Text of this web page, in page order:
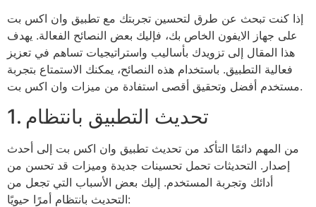
إذا كنت تبحث عن طرق لتحسين تجربتك مع تطبيق وان اكس بت
على جهاز الايفون الخاص بك، فإليك بعض النصائح الفعالة. يهدف
هذا المقال إلى تزويدك بأساليب واستراتيجيات تساهم في تعزيز
فعالية التطبيق. باستخدام هذه النصائح، يمكنك الاستمتاع بتجربة
مستخدم أفضل وتحقيق أقصى استفادة من ميزات وان اكس بت.
1. تحديث التطبيق بانتظام
من المهم دائمًا التأكد من تحديث تطبيق وان اكس بت إلى أحدث
إصدار. التحديثات تحمل تحسينات جديدة وميزات قد تحسن من
أدائك وتجربة المستخدم. إليك بعض الأسباب التي تجعل من
التحديث بانتظام أمرًا حيويًا: